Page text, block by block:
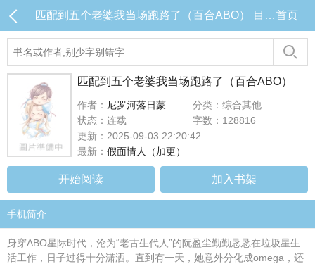
匹配到五个老婆我当场跑路了（百合ABO） 目录 (共37章)首页
匹配到五个老婆我当场跑路了（百合ABO）
作者： 尼罗河落日蒙
分类：综合其他
状态：连载
字数：128816
更新：2025-09-03 22:20:42
最新： 假面情人（加更）
开始阅读 加入书架
手机简介
身穿ABO星际时代，沦为“老古生代人”的阮盈尘勤勤恳恳在垃圾星生
活工作，日子过得十分潇洒。直到有一天，她意外分化成omega，还